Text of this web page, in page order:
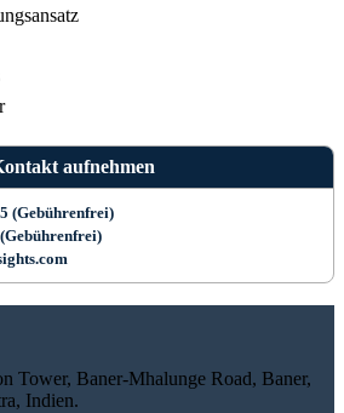
aufnehmen
(Gebührenfrei)
Tower, Baner-Mhalunge Road, Baner,
Indien.